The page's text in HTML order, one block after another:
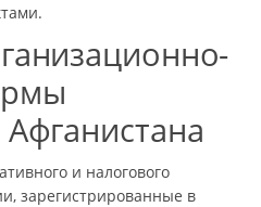
и налогового
зарегистрированные в